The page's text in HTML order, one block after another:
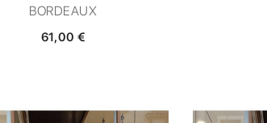
BORDEAUX
61,00 €